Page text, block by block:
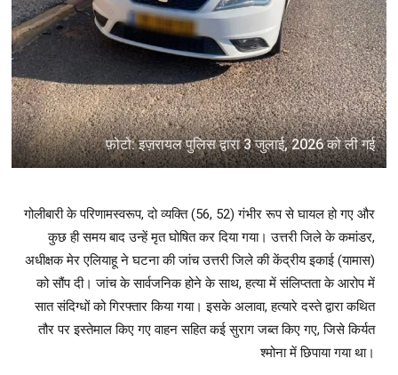
फ़ोटो: इज़रायल पुलिस द्वारा 3 जुलाई, 2026 को ली गई
गोलीबारी के परिणामस्वरूप, दो व्यक्ति (56, 52) गंभीर रूप से घायल हो गए और
कुछ ही समय बाद उन्हें मृत घोषित कर दिया गया। उत्तरी जिले के कमांडर,
अधीक्षक मेर एलियाहू ने घटना की जांच उत्तरी जिले की केंद्रीय इकाई (यामास)
को सौंप दी। जांच के सार्वजनिक होने के साथ, हत्या में संलिप्तता के आरोप में
सात संदिग्धों को गिरफ्तार किया गया। इसके अलावा, हत्यारे दस्ते द्वारा कथित
तौर पर इस्तेमाल किए गए वाहन सहित कई सुराग जब्त किए गए, जिसे किर्यत
श्मोना में छिपाया गया था।